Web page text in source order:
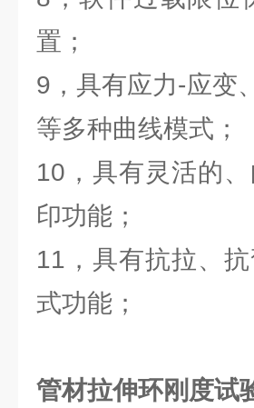
置；
9，具有应力-应变
等多种曲线模式；
10，具有灵活的
印功能；
11，具有抗拉、
式功能；
管材拉伸环刚度试